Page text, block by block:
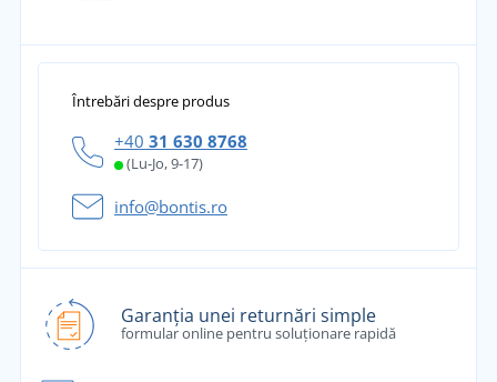
Întrebări despre produs
+40 31 630 8768
(Lu-Jo, 9-17)
info@bontis.ro
Garanția unei returnări simple
formular online pentru soluționare rapidă